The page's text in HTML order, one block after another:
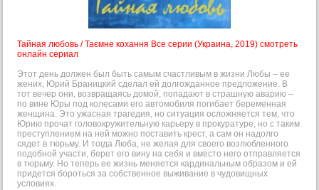
Тайная любовь / Таємне кохання Все серии (Украина, 2019) смотреть
онлайн сериал
Этот день должен был быть самым счастливым в жизни Любы – ее
жених, Юрий Браницкий сделал ей долгожданное предложение. В
тот вечер они, возвращаясь домой, попадают в страшную аварию –
по вине Юры под колесами его автомобиля погибает беременная
женщина. Это ужасная трагедия, но ситуация осложняется тем, что
Юрию прочат головокружительную карьеру в прокуратуре, но с таким
преступлением на ней можно поставить крест, а сам он надолго
сядет в тюрьму. И тогда Люба, не желая для своего возлюбленного
подобной участи, берет его вину на себя и вместо него отправляется
в тюрьму. Но теперь ее жизнь меняется кардинальным образом и ей
придется бороться за собственное выживание в чудовищных
условиях.